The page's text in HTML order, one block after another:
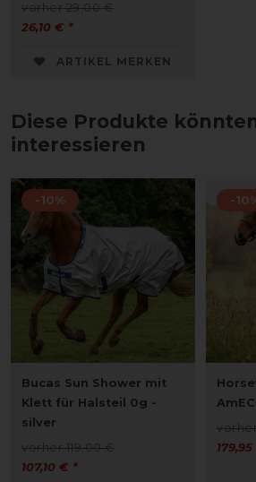
vorher 29,00 €
26,10 € *
ARTIKEL MERKEN
Diese Produkte
interessieren
-10%
Bucas Sun Shower mit
Klett für Halsteil 0g -
silver
vorher 119,00 €
107,10 € *
-